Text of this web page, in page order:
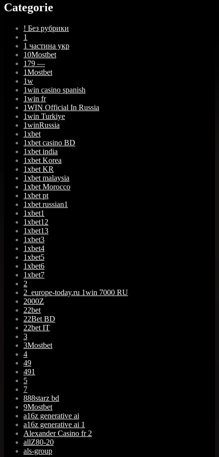
Categorie
! Без рубрики
1
1 частина укр
10Mostbet
179 —
1Mostbet
1w
1win casino spanish
1win fr
1WIN Official In Russia
1win Turkiye
1winRussia
1xbet
1xbet casino BD
1xbet india
1xbet Korea
1xbet KR
1xbet malaysia
1xbet Morocco
1xbet pt
1xbet russian1
1xbet1
1xbet12
1xbet13
1xbet3
1xbet4
1xbet5
1xbet6
1xbet7
2
2_europe-today.ru 1win 7000 RU
2000Z
22bet
22Bet BD
22bet IT
3
3Mostbet
4
49
491
5
7
888starz bd
9Mostbet
a16z generative ai
a16z generative ai 1
Alexander Casino fr 2
allZ80-20
als-group